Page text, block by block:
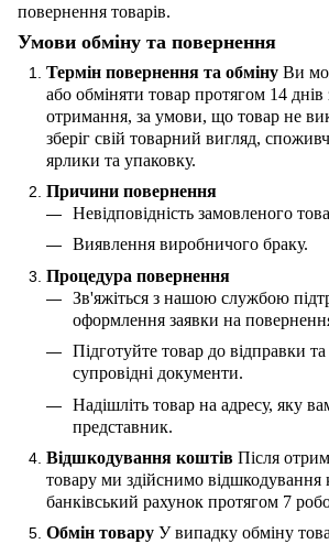
повернення товарів.
Умови обміну та повернення
Термін повернення та обміну Ви
або обміняти товар протягом 14
отримання, за умови, що товар не
зберіг свій товарний вигляд,
ярлики та упаковку.
Причини повернення
Невідповідність замовленого
Виявлення виробничого браку.
Процедура повернення
Зв'яжіться з нашою службою
оформлення заявки на
Підготуйте товар до відправки та
супровідні документи.
Надішліть товар на адресу, яку
представник.
Відшкодування коштів Після
товару ми здійснимо відшкодування
банківський рахунок протягом 7
Обмін товару У випадку обміну